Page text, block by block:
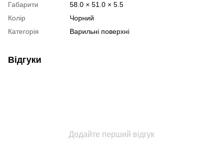
Габарити
58.0 × 51.0 × 5.5
Колір
Чорний
Категорія
Варильні поверхні
Відгуки
Додайте перший відгук